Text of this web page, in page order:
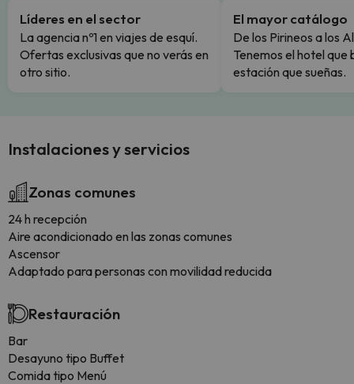
Líderes en el sector
La agencia nº1 en viajes de esquí.
Ofertas exclusivas que no verás en
otro sitio.
El mayor catálogo
De los Pirineos a los
Tenemos el hotel que
estación que sueñas.
Instalaciones y servicios
Zonas comunes
24 h recepción
Aire acondicionado en las zonas comunes
Ascensor
Adaptado para personas con movilidad reducida
Restauración
Bar
Desayuno tipo Buffet
Comida tipo Menú